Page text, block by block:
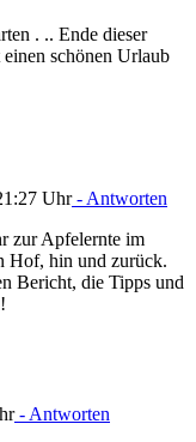
. .. Ende dieser
schönen Urlaub
Uhr- Antworten
zur Apfelernte im
Hof, hin und zurück.
Bericht, die Tipps und
- Antworten